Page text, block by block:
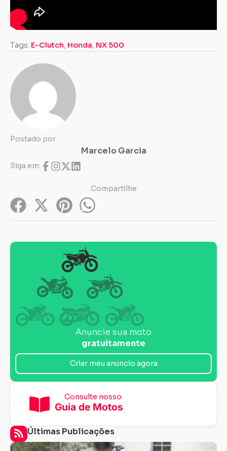
Tags: E-Clutch, Honda, NX 500
Postado por
Marcelo Garcia
Siga em:
Compartilhe
Anuncie sua moto
gratuitamente
Criar meu anuncio agora
Consulte nosso
Guia de Motos
Últimas Publicações